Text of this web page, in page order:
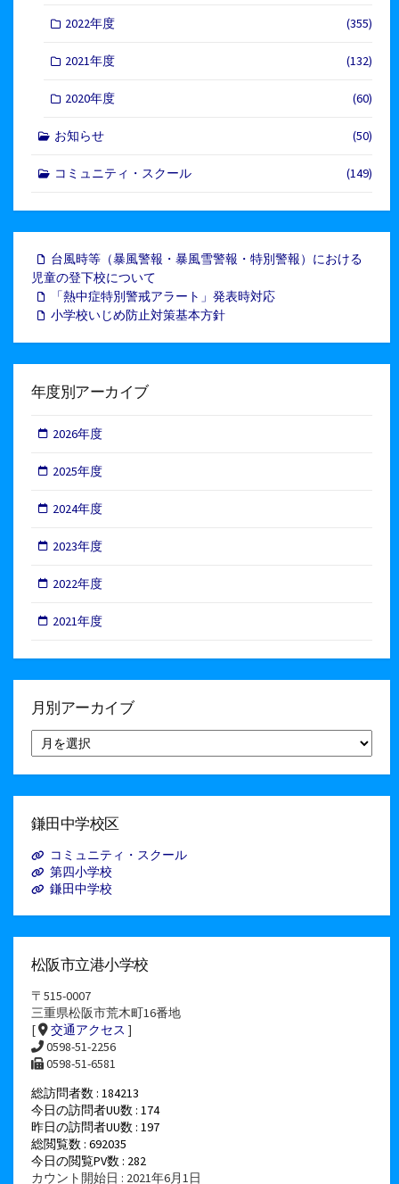
2022年度 (355)
2021年度 (132)
2020年度 (60)
お知らせ (50)
コミュニティ・スクール (149)
台風時等（暴風警報・暴風雪警報・特別警報）における
児童の登下校について
「熱中症特別警戒アラート」発表時対応
小学校いじめ防止対策基本方針
年度別アーカイブ
2026年度
2025年度
2024年度
2023年度
2022年度
2021年度
月別アーカイブ
別
ア
イ
鎌田中学校区
コミュニティ・スクール
第四小学校
鎌田中学校
松阪市立港小学校
〒515-0007
三重県松阪市荒木町16番地
[
交通アクセス ]
0598-51-2256
0598-51-6581
総訪問者数 : 184213
今日の訪問者UU数 : 174
昨日の訪問者UU数 : 197
総閲覧数 : 692035
今日の閲覧PV数 : 282
カウント開始日 : 2021年6月1日